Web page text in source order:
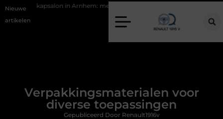
Nieuwe
artikelen
Arnhem: meer dan alleen een knipbeurt
Verpakkingsmaterialen voor
diverse toepassingen
Gepubliceerd Door Renault1916v